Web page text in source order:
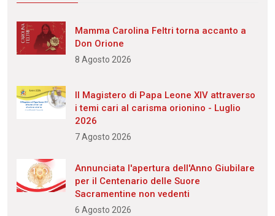
Mamma Carolina Feltri torna accanto a
Don Orione
8 Agosto 2026
Il Magistero di Papa Leone XIV attraverso
i temi cari al carisma orionino - Luglio
2026
7 Agosto 2026
Annunciata l'apertura dell'Anno Giubilare
per il Centenario delle Suore
Sacramentine non vedenti
6 Agosto 2026